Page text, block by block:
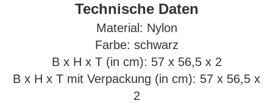
Technische Daten
Material: Nylon
Farbe: schwarz
B x H x T (in cm): 57 x 56,5 x 2
B x H x T mit Verpackung (in cm): 57 x 56,5 x
2